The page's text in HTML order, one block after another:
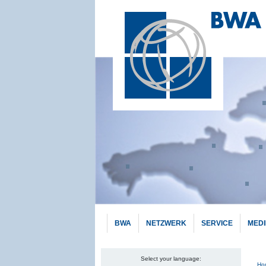
BWA NETZWERK SERVICE
Select your language: